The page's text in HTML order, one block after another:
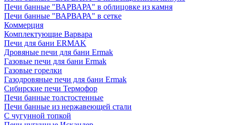
Печи банные "ВАРВАРА" в облицовке из камня
Печи банные "ВАРВАРА" в сетке
Коммерция
Комплектующие Варвара
Печи для бани ERMAK
Дровяные печи для бани Ermak
Газовые печи для бани Ermak
Газовые горелки
Газодровяные печи для бани Ermak
Сибирские печи Термофор
Печи банные толстостенные
Печи банные из нержавеющей стали
С чугунной топкой